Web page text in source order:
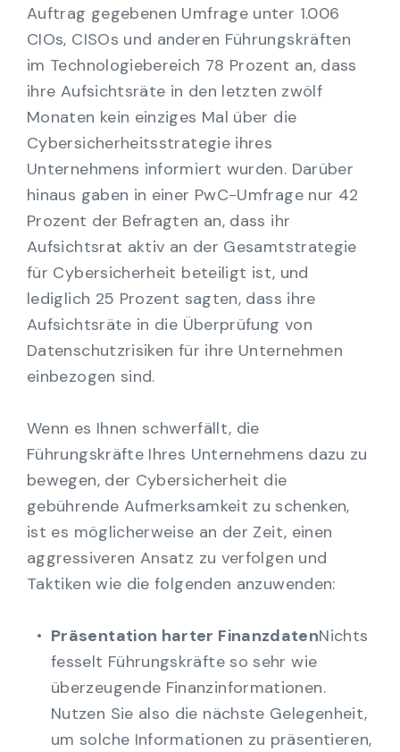
Auftrag gegebenen Umfrage unter 1.006
CIOs, CISOs und anderen Führungskräften
im Technologiebereich 78 Prozent an, dass
ihre Aufsichtsräte in den letzten zwölf
Monaten kein einziges Mal über die
Cybersicherheitsstrategie ihres
Unternehmens informiert wurden. Darüber
hinaus gaben in einer PwC-Umfrage nur 42
Prozent der Befragten an, dass ihr
Aufsichtsrat aktiv an der Gesamtstrategie
für Cybersicherheit beteiligt ist, und
lediglich 25 Prozent sagten, dass ihre
Aufsichtsräte in die Überprüfung von
Datenschutzrisiken für ihre Unternehmen
einbezogen sind.
Wenn es Ihnen schwerfällt, die
Führungskräfte Ihres Unternehmens dazu zu
bewegen, der Cybersicherheit die
gebührende Aufmerksamkeit zu schenken,
ist es möglicherweise an der Zeit, einen
aggressiveren Ansatz zu verfolgen und
Taktiken wie die folgenden anzuwenden:
Präsentation harter FinanzdatenNichts
fesselt Führungskräfte so sehr wie
überzeugende Finanzinformationen.
Nutzen Sie also die nächste Gelegenheit,
um solche Informationen zu präsentieren,